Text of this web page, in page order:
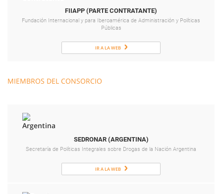
FIIAPP (PARTE CONTRATANTE)
Fundación Internacional y para Iberoamérica de Administración y Políticas
Públicas
IR A LA WEB
MIEMBROS DEL CONSORCIO
SEDRONAR (ARGENTINA)
Secretaría de Políticas Integrales sobre Drogas de la Nación Argentina
IR A LA WEB